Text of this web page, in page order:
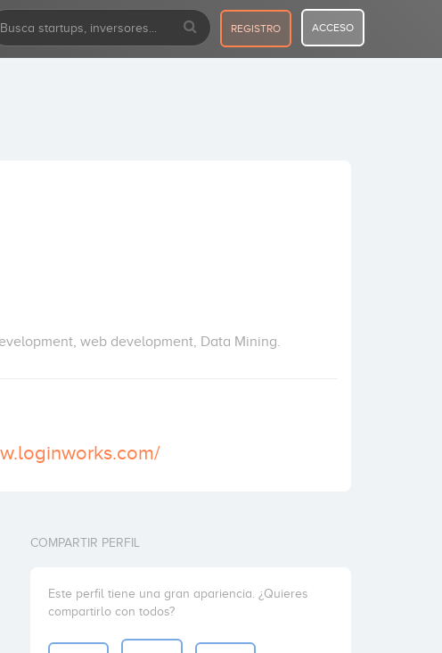
REGISTRO ACCESO
web development, Data Mining.
COMPARTIR PERFIL
Este perfil tiene una gran apariencia. ¿Quieres
compartirlo con todos?